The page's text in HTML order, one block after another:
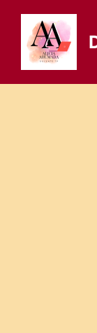
contenido